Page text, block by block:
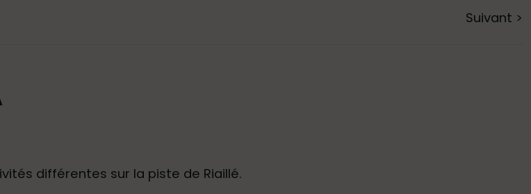
Suivant >
différentes sur la piste de Riaillé.